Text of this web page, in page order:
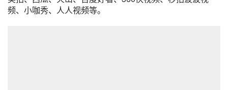
频、 小咖秀、人人视频等。